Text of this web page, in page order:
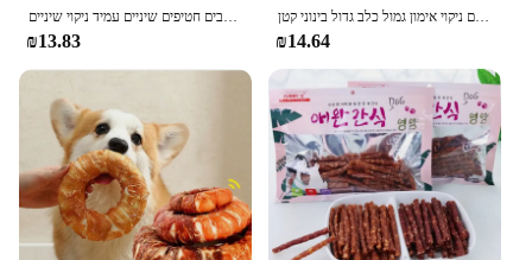
מזון עוף לחיות מחמד מזון בשד זמין במפרטים שונים של כלבים חטיפים שיניים עמיד ניקוי שיניים
₪13.83
כלבים חטיפים יבשים ברכיים בקר ברכיים ריחניים שיניים ניקוי אימון גמול כלב גדול בינוני קטן
₪14.64